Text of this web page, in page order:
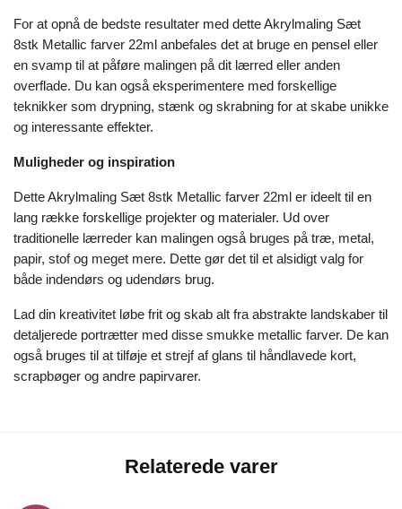
For at opnå de bedste resultater med dette Akrylmaling Sæt
8stk Metallic farver 22ml anbefales det at bruge en pensel eller
en svamp til at påføre malingen på dit lærred eller anden
overflade. Du kan også eksperimentere med forskellige
teknikker som drypning, stænk og skrabning for at skabe unikke
og interessante effekter.
Muligheder og inspiration
Dette Akrylmaling Sæt 8stk Metallic farver 22ml er ideelt til en
lang række forskellige projekter og materialer. Ud over
traditionelle lærreder kan malingen også bruges på træ, metal,
papir, stof og meget mere. Dette gør det til et alsidigt valg for
både indendørs og udendørs brug.
Lad din kreativitet løbe frit og skab alt fra abstrakte landskaber til
detaljerede portrætter med disse smukke metallic farver. De kan
også bruges til at tilføje et strejf af glans til håndlavede kort,
scrapbøger og andre papirvarer.
Relaterede varer